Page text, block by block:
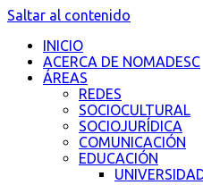
Saltar al contenido
INICIO
ACERCA DE NOMADESC
ÁREAS
REDES
SOCIOCULTURAL
SOCIOJURÍDICA
COMUNICACIÓN
EDUCACIÓN